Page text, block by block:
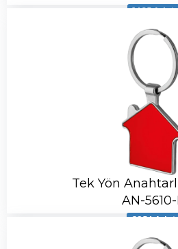
1495 Adet
Tek Yön
AN-
8254 Adet